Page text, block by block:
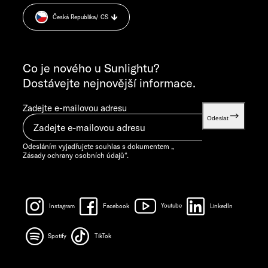
PONDĚLÍ–ČTVRTEK 7.30–12.00 HOD. A 13.00–16.00 HOD.
PÁTEK 7.30–12.00 HOD.
info@sunlight.de
Cookie Consent
Informace o hmotnosti
Co je nového u Sunlightu?
Dostávejte nejnovější informace.
Zadejte e-mailovou adresu
Odeslat
Odesláním vyjadřujete souhlas s dokumentem „
Zásady ochrany osobních údajů“.
Instagram Facebook Youtube LinkedIn
Spotify TikTok
Česká Republika/ CS